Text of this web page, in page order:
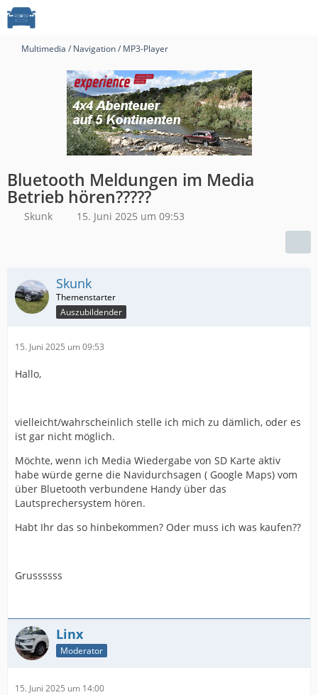
Multimedia / Navigation / MP3-Player
Bluetooth Meldungen im Media
Betrieb hören?????
Skunk 15. Juni 2025 um 09:53
Skunk
Auszubildender
15. Juni 2025 um 09:53
Hallo,
vielleicht/wahrscheinlich stelle ich mich zu dämlich, oder es
ist gar nicht möglich.
Möchte, wenn ich Media Wiedergabe von SD Karte aktiv
habe würde gerne die Navidurchsagen ( Google Maps) vom
über Bluetooth verbundene Handy über das
Lautsprechersystem hören.
Habt Ihr das so hinbekommen? Oder muss ich was kaufen??
Grussssss
Linx
Moderator
15. Juni 2025 um 14:00